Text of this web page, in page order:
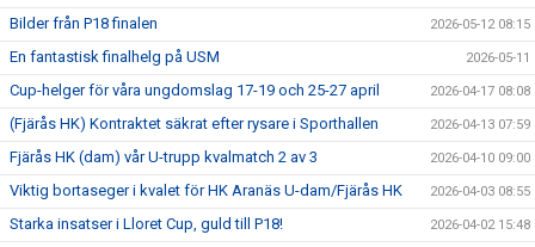
Bilder från P18 finalen 2026-05-12 08:15
En fantastisk finalhelg på USM 2026-05-11
Cup-helger för våra ungdomslag 17-19 och 25-27 april 2026-04-17 08:08
(Fjärås HK) Kontraktet säkrat efter rysare i Sporthallen 2026-04-13 07:59
Fjärås HK (dam) vår U-trupp kvalmatch 2 av 3 2026-04-10 09:00
Viktig bortaseger i kvalet för HK Aranäs U-dam/Fjärås HK 2026-04-03 08:55
Starka insatser i Lloret Cup, guld till P18! 2026-04-02 15:48